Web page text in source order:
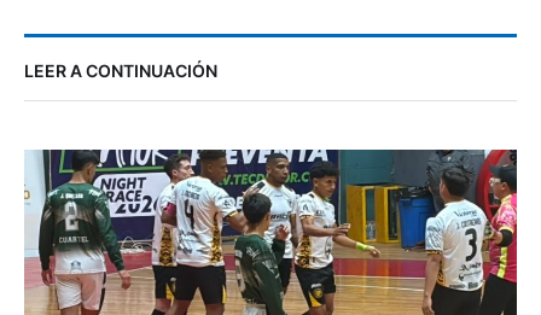
LEER A CONTINUACIÓN